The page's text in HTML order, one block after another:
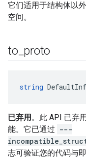
它们适用于结构体以
空间。
to proto
string
已弃用 。此 API 已弃
能。它已通过 ---
志可验证您的代码与